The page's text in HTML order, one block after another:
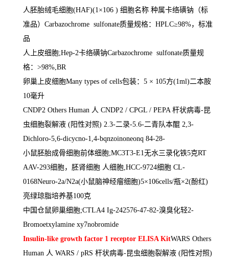
人胚胎绒毛细胞(HAF)(1 ×106 ) 细胞名称 种属卡络磺钠（标
准品） Carbazochrome sulfonate质量规格： HPLC≥98%，标准
品
人上皮细胞;Hep-2卡络磺钠Carbazochrome sulfonate质量规
格： >98%,BR
卵巢上皮细胞Many types of cells包装： 5 × 105方(1ml) 二本胺
10毫升
CNDP2 Others Human 人 CNDP2 / CPGL / PEPA 杆状病毒-昆
虫细胞裂解液 (阳性对照) 2.3-二录-5.6-二青队本醌 2,3-
Dichloro-5,6-dicycno-1,4-bqnzoinoneonq 84-28-
小鼠胚胎成骨细胞前体细胞;MC3T3-E1 无水三录化铁5克RT
AAV-293细胞，胚肾细胞 人细胞 ,HCC-9724细胞 CL-
0168Neuro-2a/N2a(小鼠脑神经瘤细胞)5×106cells/瓶×2(酚红)
亮绿琼脂培养基100克
中国仓鼠卵巢细胞;CTLA4 Ig-242576-47-82-溴臭化轻2-
Bromoetxylamine xy7nobromide
Insulin-like growth factor 1 receptor ELISA KitWARS Others
Human 人 WARS / pRS 杆状病毒-昆虫细胞裂解液 (阳性对照)